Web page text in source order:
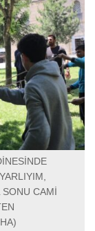
SONU CAMİ